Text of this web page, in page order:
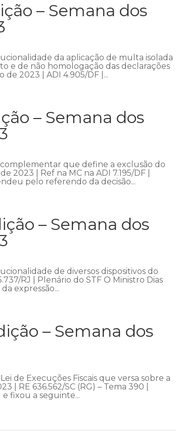
– Semana dos
da aplicação de multa isolada
e de não homologação das declarações
2023 | ADI 4.905/DF |...
– Semana dos
que define a exclusão do
2023 | Ref na MC na ADI 7.195/DF |
pelo referendo da decisão...
– Semana dos
de diversos dispositivos do
RJ | Plenário do STF O Ministro Dias
expressão...
– Semana dos
de Execuções Fiscais que versa sobre a
RE 636.562/SC (RG) – Tema 390 |
fixou a seguinte...